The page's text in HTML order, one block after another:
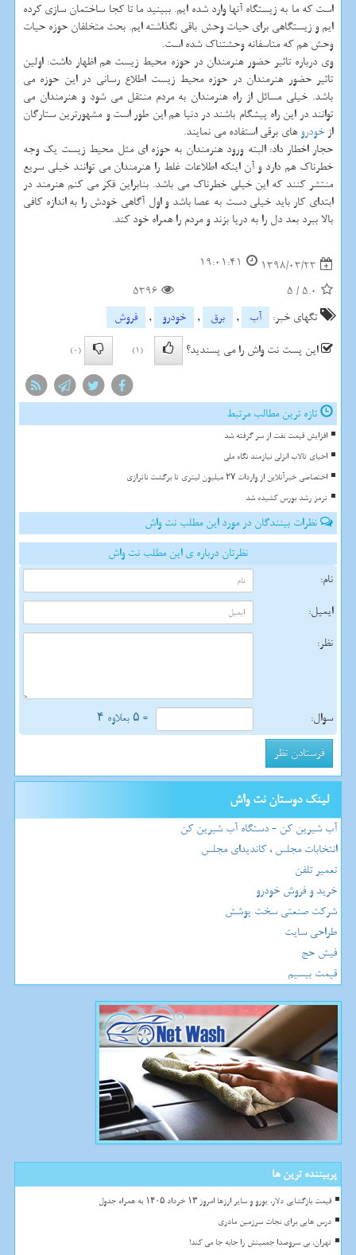
است كه ما به زیستگاه آنها وارد شده ایم. ببینید ما تا كجا ساختمان سازی كرده
ایم و زیستگاهی برای حیات وحش باقی نگذاشته ایم. بحث متخلفان حوزه حیات
وحش هم كه متاسفانه وحشتناك شده است.
وی درباره تاثیر حضور هنرمندان در حوزه محیط زیست هم اظهار داشت: اولین
تاثیر حضور هنرمندان در حوزه محیط زیست اطلاع رسانی در این حوزه می
باشد. خیلی مسائل از راه هنرمندان به مردم منتقل می شود و هنرمندان می
توانند در این راه پیشگام باشند در دنیا هم این طور است و مشهورترین ستارگان
از خودروهای برقی استفاده می نمایند.
حجار اخطار داد: البته ورود هنرمندان به حوزه ای مثل محیط زیست یك وجه
خطرناك هم دارد و آن اینكه اطلاعات غلط را هنرمندان می توانند خیلی سریع
منتشر كنند كه این خیلی خطرناك می باشد. بنابراین فكر می كنم هنرمند در
ابتدای كار باید خیلی دست به عصا باشد و اول آگاهی خودش را به اندازه كافی
بالا ببرد بعد دل را به دریا بزند و مردم را همراه خود كند.
1398/03/23
19:01:41
5.0
/
5
5396
تگهای خبر:
آب , برق , خودرو ,
فروش
این پست نت واش را می پسندید؟
(1)
(0)
تازه ترین مطالب مرتبط
افزایش قیمت نفت از سر گرفته شد
احیای تالاب انزلی نیازمند نگاه ملی
اختصاصی خبرآنلاین از واردات ۲۷ میلیون لیتری تا برگشت ناترازی
ترمز رشد بورس کشیده شد
نظرات بینندگان در مورد این مطلب نت واش
نظرتان درباره ی این مطلب نت واش
نام:
ایمیل:
نظر:
سوال: = ۵ بعلاوه ۴
لینک دوستان نت واش
آب شیرین کن - دستگاه آب شیرین کن
انتخابات مجلس ، کاندیدای مجلس
تعمیر تلفن
خرید و فروش خودرو
شرکت صنعتی سخت پوشش
طراحی سایت
فیش حج
قیمت بیسیم
پربیننده ترین ها
قیمت بازگشایی دلار، یورو و سایر ارزها امروز ۱۳ خرداد ۱۴۰۵ به همراه جدول
درس هایی برای نجات سرزمین مادری
تهران، بی سروصدا جمعیتش را جابه جا می کند!